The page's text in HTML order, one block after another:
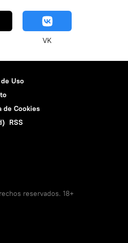
VK
Uso
de Cookies
RSS
reservados. 18+